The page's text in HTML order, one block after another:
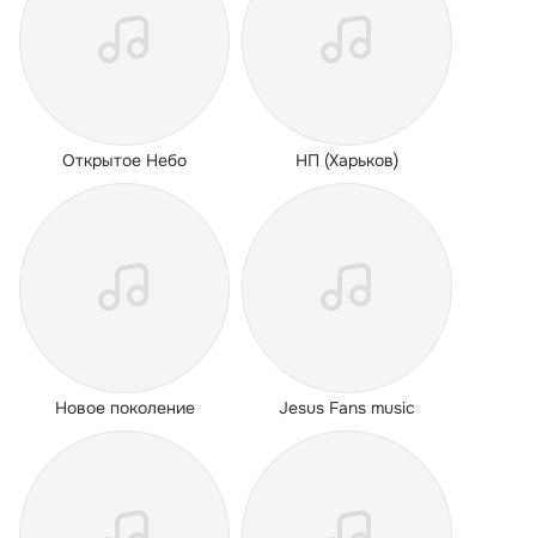
Открытое Небо НП (Харьков)
Новое поколение Jesus Fans music